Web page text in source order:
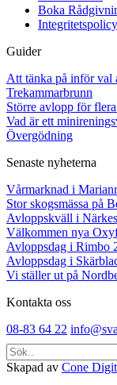
Boka
Integritetspolicy
Guider
Att tänka på inför val
Trekammarbrunn
Större avlopp för
Vad är ett
Övergödning
Senaste nyheterna
Vårmarknad i
Stor skogsmässa på
Avloppskväll i
Välkommen nya
Avloppsdag i Rimbo
Avloppsdag i
Vi ställer ut på
Kontakta oss
08-83 64 22
Skapad av Cone